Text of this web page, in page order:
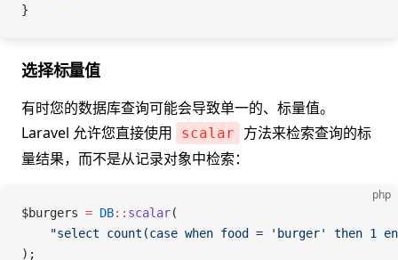
}
选择标量值
有时您的数据库查询可能会导致单一的、标量值。
Laravel 允许您直接使用
scalar
方法来检索查询的标
量结果，而不是从记录对象中检索：
php
$burgers = DB:: scalar(
"select count(case when food = 'burger' then 1
);